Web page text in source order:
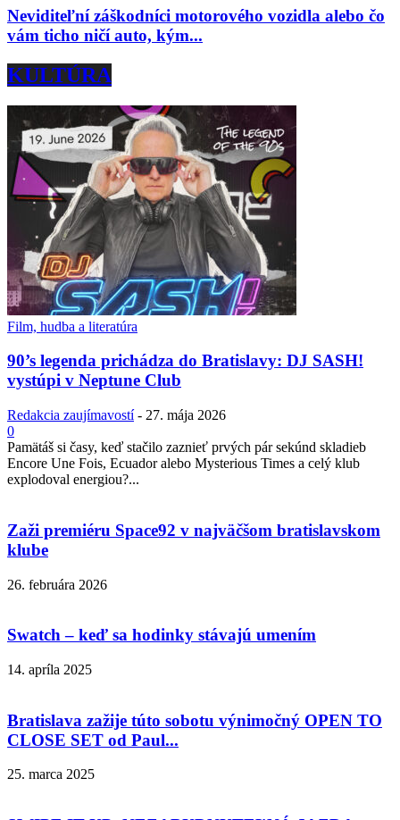
Neviditeľní záškodníci motorového vozidla alebo čo
vám ticho ničí auto, kým...
KULTÚRA
Film, hudba a literatúra
90’s legenda prichádza do Bratislavy: DJ SASH!
vystúpi v Neptune Club
Redakcia zaujímavostí - 27. mája 2026
0
Pamätáš si časy, keď stačilo zaznieť prvých pár sekúnd skladieb
Encore Une Fois, Ecuador alebo Mysterious Times a celý klub
explodoval energiou?...
Zaži premiéru Space92 v najväčšom bratislavskom
klube
26. februára 2026
Swatch – keď sa hodinky stávajú umením
14. apríla 2025
Bratislava zažije túto sobotu výnimočný OPEN TO
CLOSE SET od Paul...
25. marca 2025